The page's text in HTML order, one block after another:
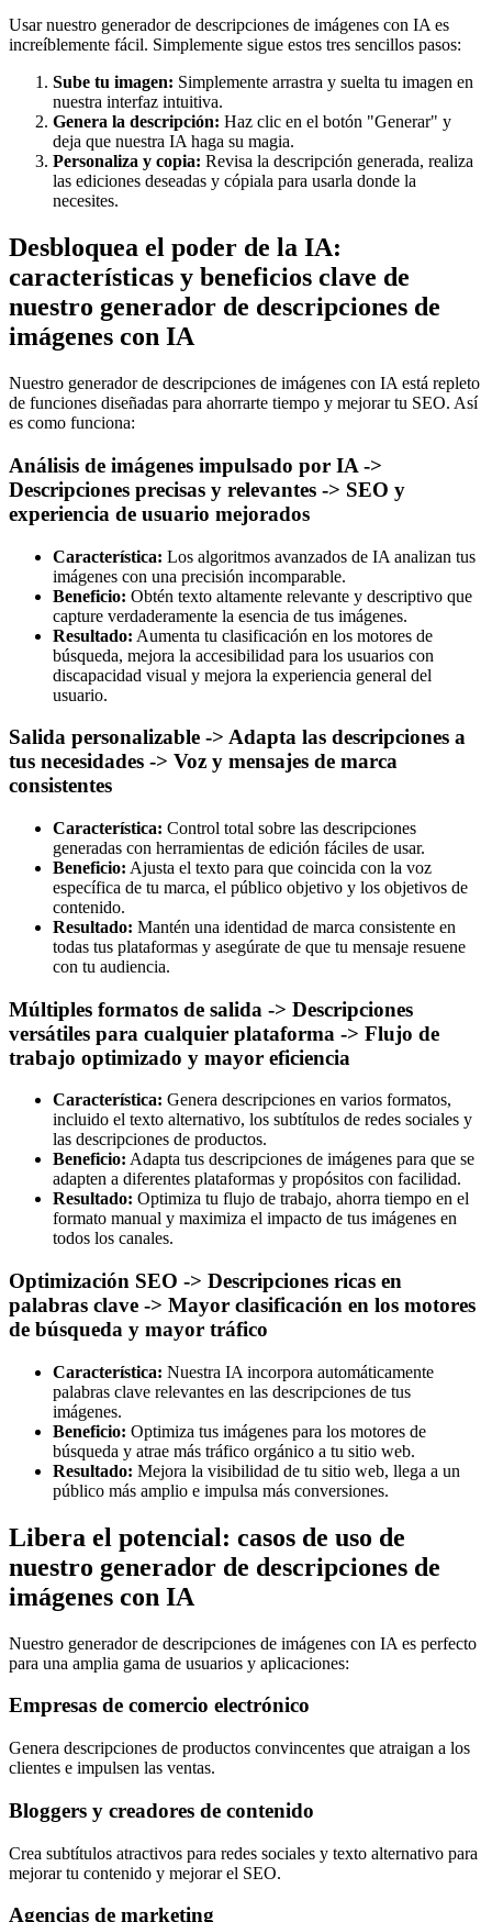
Usar nuestro generador de descripciones de imágenes con IA es
increíblemente fácil. Simplemente sigue estos tres sencillos pasos:
Sube tu imagen: Simplemente arrastra y suelta tu imagen en
nuestra interfaz intuitiva.
Genera la descripción: Haz clic en el botón "Generar" y
deja que nuestra IA haga su magia.
Personaliza y copia: Revisa la descripción generada, realiza
las ediciones deseadas y cópiala para usarla donde la
necesites.
Desbloquea el poder de la IA:
características y beneficios clave de
nuestro generador de descripciones de
imágenes con IA
Nuestro generador de descripciones de imágenes con IA está repleto
de funciones diseñadas para ahorrarte tiempo y mejorar tu SEO. Así
es como funciona:
Análisis de imágenes impulsado por IA ->
Descripciones precisas y relevantes -> SEO y
experiencia de usuario mejorados
Característica: Los algoritmos avanzados de IA analizan tus
imágenes con una precisión incomparable.
Beneficio: Obtén texto altamente relevante y descriptivo que
capture verdaderamente la esencia de tus imágenes.
Resultado: Aumenta tu clasificación en los motores de
búsqueda, mejora la accesibilidad para los usuarios con
discapacidad visual y mejora la experiencia general del
usuario.
Salida personalizable -> Adapta las descripciones a
tus necesidades -> Voz y mensajes de marca
consistentes
Característica: Control total sobre las descripciones
generadas con herramientas de edición fáciles de usar.
Beneficio: Ajusta el texto para que coincida con la voz
específica de tu marca, el público objetivo y los objetivos de
contenido.
Resultado: Mantén una identidad de marca consistente en
todas tus plataformas y asegúrate de que tu mensaje resuene
con tu audiencia.
Múltiples formatos de salida -> Descripciones
versátiles para cualquier plataforma -> Flujo de
trabajo optimizado y mayor eficiencia
Característica: Genera descripciones en varios formatos,
incluido el texto alternativo, los subtítulos de redes sociales y
las descripciones de productos.
Beneficio: Adapta tus descripciones de imágenes para que se
adapten a diferentes plataformas y propósitos con facilidad.
Resultado: Optimiza tu flujo de trabajo, ahorra tiempo en el
formato manual y maximiza el impacto de tus imágenes en
todos los canales.
Optimización SEO -> Descripciones ricas en
palabras clave -> Mayor clasificación en los motores
de búsqueda y mayor tráfico
Característica: Nuestra IA incorpora automáticamente
palabras clave relevantes en las descripciones de tus
imágenes.
Beneficio: Optimiza tus imágenes para los motores de
búsqueda y atrae más tráfico orgánico a tu sitio web.
Resultado: Mejora la visibilidad de tu sitio web, llega a un
público más amplio e impulsa más conversiones.
Libera el potencial: casos de uso de
nuestro generador de descripciones de
imágenes con IA
Nuestro generador de descripciones de imágenes con IA es perfecto
para una amplia gama de usuarios y aplicaciones:
Empresas de comercio electrónico
Genera descripciones de productos convincentes que atraigan a los
clientes e impulsen las ventas.
Bloggers y creadores de contenido
Crea subtítulos atractivos para redes sociales y texto alternativo para
mejorar tu contenido y mejorar el SEO.
Agencias de marketing